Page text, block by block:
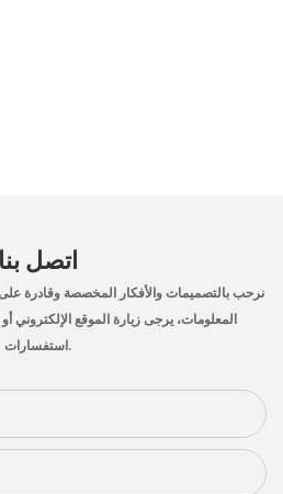
اتصل بنا
نرحب بالتصميمات والأفكار المخصصة وقادرة على
المعلومات، يرجى زيارة الموقع الإلكتروني
استفسارات.